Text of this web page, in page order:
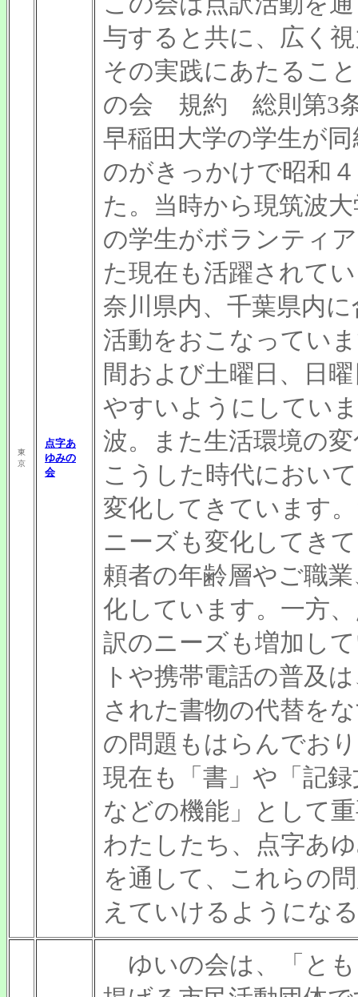
東
京
点字あ
ゆみの
会
与すると共に、広く
その実践にあたるこ
の会 規約 総則第
早稲田大学の学生が
のがきっかけで昭和
た。当時から現筑波
の学生がボランティ
た現在も活躍されて
奈川県内、千葉県内
活動をおこなってい
間および土曜日、日
やすいようにしてい
波。また生活環境の
こうした時代におい
変化してきています
ニーズも変化してき
頼者の年齢層やご職
化しています。一方
訳のニーズも増加し
トや携帯電話の普及
された書物の代替を
の問題もはらんでお
現在も「書」や「記
などの機能」として
わたしたち、点字あ
を通して、これらの
えていけるようにな
ゆいの会は、「と